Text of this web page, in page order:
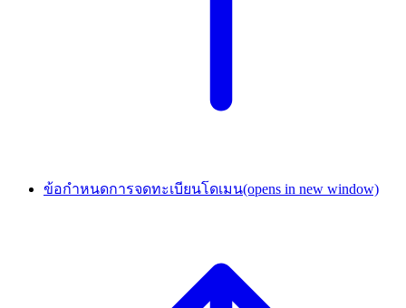
ข้อกำหนดการจดทะเบียนโดเมน(opens in new window)